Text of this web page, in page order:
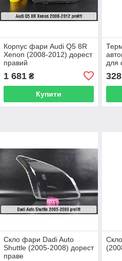
Корпус фари Audi Q5 8R
Xenon (2008-2012) дорест
правий
1 681₴
Купити
для
328
Скло фари Dadi Auto
Shuttle (2005-2008) дорест
праве